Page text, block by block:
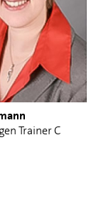
Trainer C